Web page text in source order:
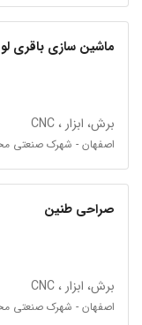
ماشین سازی باقری لو CNC و PLC
برش، ابزار ، CNC
صراحی طنین
برش، ابزار ، CNC